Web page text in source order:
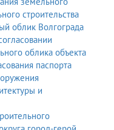
строительства
облик Волгограда
облика объекта
паспорта
и